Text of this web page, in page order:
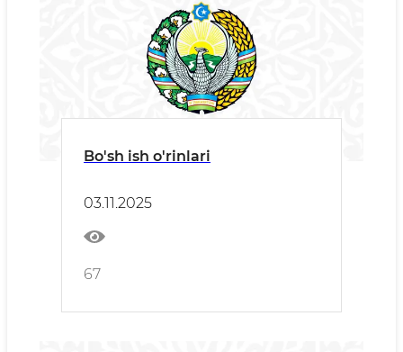
Bo'sh ish o'rinlari
03.11.2025
67